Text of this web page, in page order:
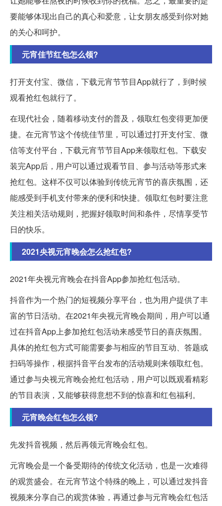
要能够体现出自己的真心和爱意，让女朋友感受到你对她
的关心和呵护。
元宵佳节红包怎么领?
打开支付宝、微信，下载元宵节节目App就行了，到时候
观看抢红包就行了。
在现代社会，随着移动支付的普及，领取红包变得更加便
捷。在元宵节这个传统佳节里，可以通过打开支付宝、微
信等支付平台，下载元宵节节目App来领取红包。下载安
装完App后，用户可以通过观看节目、参与活动等形式来
抢红包。这样不仅可以体验到传统元宵节的喜庆氛围，还
能感受到手机支付带来的便利和快捷。领取红包时要注意
关注相关活动规则，把握好领取时间和条件，尽情享受节
日的快乐。
2021央视元宵晚会怎么抢红包?
2021年央视元宵晚会在抖音App参加抢红包活动。
抖音作为一个热门的短视频分享平台，也为用户提供了丰
富的节日活动。在2021年央视元宵晚会期间，用户可以通
过在抖音App上参加抢红包活动来感受节日的喜庆氛围。
具体的抢红包方式可能需要参与相应的节目互动、答题或
扫码等操作，根据抖音平台发布的活动规则来领取红包。
通过参与央视元宵晚会抢红包活动，用户可以既观看精彩
的节目表演，又能够获得意想不到的惊喜和红包福利。
元宵晚会红包怎么领?
先发抖音视频，然后再领元宵晚会红包。
元宵晚会是一个备受期待的传统文化活动，也是一次难得
的观赏盛会。在元宵节这个特殊的晚上，可以通过发抖音
视频来分享自己的观赏体验，再通过参与元宵晚会红包活